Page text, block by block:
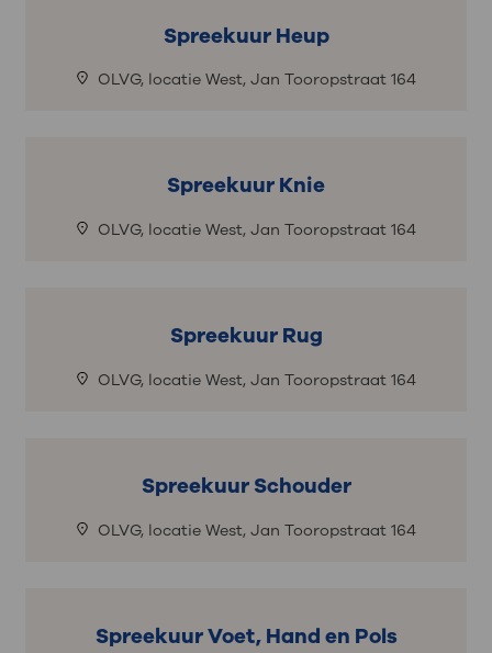
Spreekuur Heup
OLVG, locatie West, Jan Tooropstraat 164
Spreekuur Knie
OLVG, locatie West, Jan Tooropstraat 164
Spreekuur Rug
OLVG, locatie West, Jan Tooropstraat 164
Spreekuur Schouder
OLVG, locatie West, Jan Tooropstraat 164
Spreekuur Voet, Hand en Pols